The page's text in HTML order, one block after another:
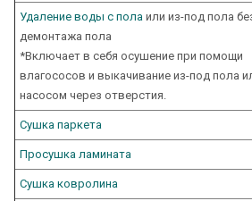
Удаление воды с пола или из-под пола
демонтажа пола
*Включает в себя осушение при помощи
влагососов и выкачивание из-под пола
насосом через отверстия.
Сушка паркета
Просушка ламината
Сушка ковролина